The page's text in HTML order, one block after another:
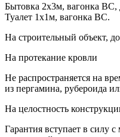
Бытовка 2х3м, вагонка
Туалет 1х1м, вагонка ВС.
На строительный объект,
На протекание кровли
Не распространяется на
из пергамина, рубероида
На целостность
Гарантия вступает в силу